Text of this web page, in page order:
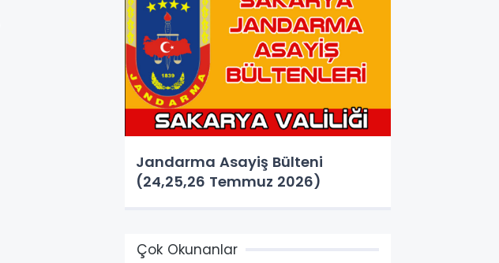
Jandarma Asayiş Bülteni
(24,25,26 Temmuz 2026)
Çok Okunanlar